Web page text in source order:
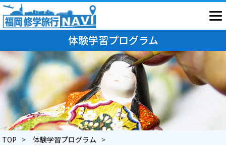
体験学習プログラム
TOP
体験学習プログラム